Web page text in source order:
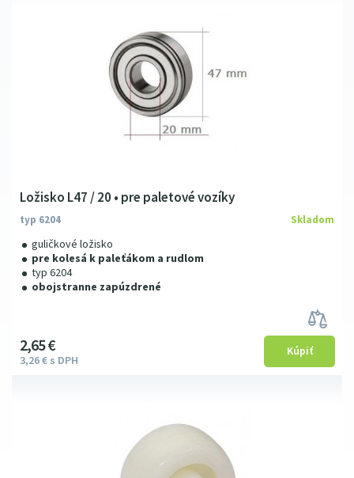
Ložisko L47 / 20 • pre paletové vozíky
typ 6204
guličkové ložisko
pre kolesá k paleťákom a rudlom
typ 6204
obojstranne zapúzdrené
Skladom
2 65€
3 26€ s DPH